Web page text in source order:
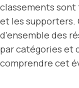
classements
et les supporters.
d’ensemble des
par catégories et
comprendre cet